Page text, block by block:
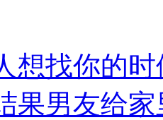
想找你的
果男友给